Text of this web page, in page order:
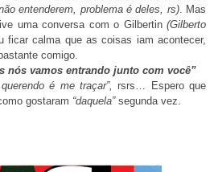
entenderem, problema é deles, rs). Mas
uma conversa com o Gilbertin (Gilberto
ficar calma que as coisas iam acontecer,
comigo.
nós vamos entrando junto com você”
é me traçar”, rsrs… Espero que
gostaram “daquela”segunda vez.